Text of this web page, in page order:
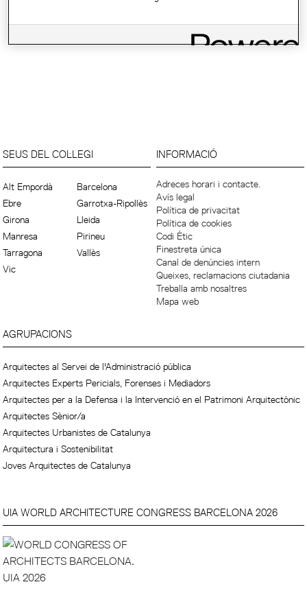
SEUS DEL COL·LEGI
Alt Empordà
Barcelona
Ebre
Garrotxa-Ripollès
Girona
Lleida
Manresa
Pirineu
Tarragona
Vallès
Vic
INFORMACIÓ
Adreces horari i contacte.
Avís legal
Política de privacitat
Política de cookies
Codi Ètic
Finestreta única
Canal de denúncies intern
Queixes, reclamacions ciutadania
Treballa amb nosaltres
Mapa web
AGRUPACIONS
Arquitectes al Servei de l'Administració pública
Arquitectes Experts Pericials, Forenses i Mediadors
Arquitectes per a la Defensa i la Intervenció en el Patrimoni Arquitectònic
Arquitectes Sènior/a
Arquitectes Urbanistes de Catalunya
Arquitectura i Sostenibilitat
Joves Arquitectes de Catalunya
UIA WORLD ARCHITECTURE CONGRESS BARCELONA 2026